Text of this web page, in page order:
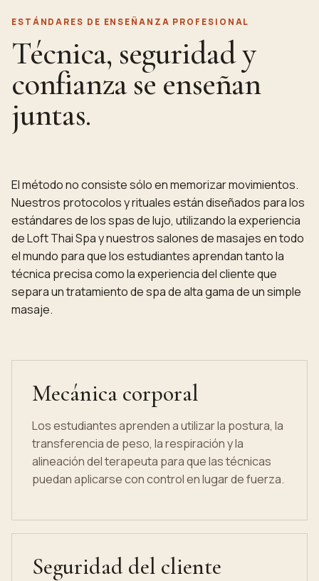
ESTÁNDARES DE ENSEÑANZA PROFESIONAL
Técnica, seguridad y
confianza se enseñan
juntas.
El método no consiste sólo en memorizar movimientos.
Nuestros protocolos y rituales están diseñados para los
estándares de los spas de lujo, utilizando la experiencia
de Loft Thai Spa y nuestros salones de masajes en todo
el mundo para que los estudiantes aprendan tanto la
técnica precisa como la experiencia del cliente que
separa un tratamiento de spa de alta gama de un simple
masaje.
Mecánica corporal
Los estudiantes aprenden a utilizar la postura, la
transferencia de peso, la respiración y la
alineación del terapeuta para que las técnicas
puedan aplicarse con control en lugar de fuerza.
Seguridad del cliente